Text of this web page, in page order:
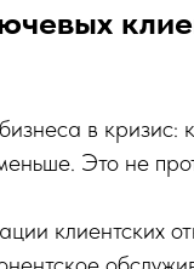
в кризис:
Это не
клиентских